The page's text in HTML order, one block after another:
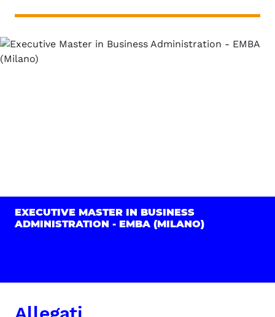
EXECUTIVE MASTER IN BUSINESS
ADMINISTRATION - EMBA (MILANO)